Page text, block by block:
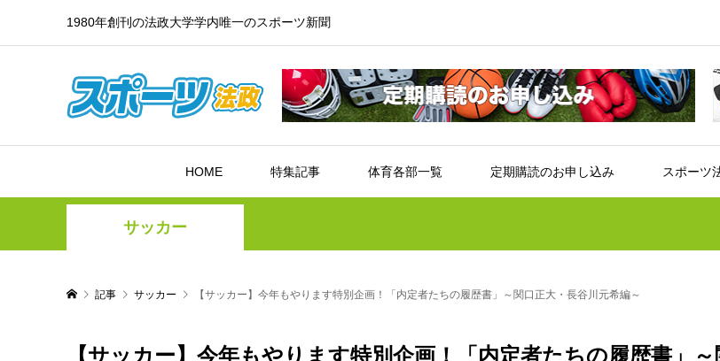
1980年創刊の法政大学学内唯一のスポーツ新聞
HOME 特集記事 体育各部一覧 定期購読のお申し込み スポーツ
サッカー
記事 サッカー 【サッカー】今年もやります特別企画！「内定者たちの履歴書」～関口正大・長谷川元希編～
【サッカー】今年もやります特別企画！「内定者たちの履歴書」